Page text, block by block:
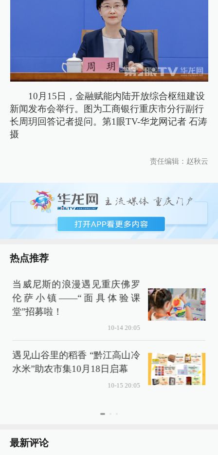
10月15日，金融赋能内陆开放综合枢纽建设
新闻发布会举行。图为工商银行重庆市分行副行
长周玥回答记者提问。第1眼TV-华龙网记者 石涛
摄
责任编辑：赵秋云
热点推荐
当威尼斯的浪漫遇见重庆佛罗
伦萨小镇——“面具体验课
堂”招募啦！
10-14 20:05
遇见山谷里的稻香 “黔江高山冷
水米”助农市集10月18日启幕
10-15 20:05
最新评论